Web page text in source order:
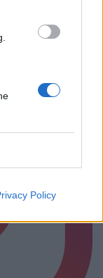
Policy